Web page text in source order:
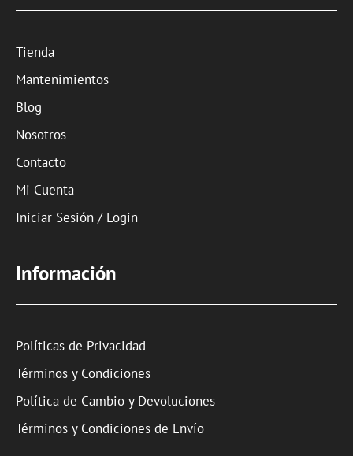
Tienda
Mantenimientos
Blog
Nosotros
Contacto
Mi Cuenta
Iniciar Sesión / Login
Información
Políticas de Privacidad
Términos y Condiciones
Política de Cambio y Devoluciones
Términos y Condiciones de Envío